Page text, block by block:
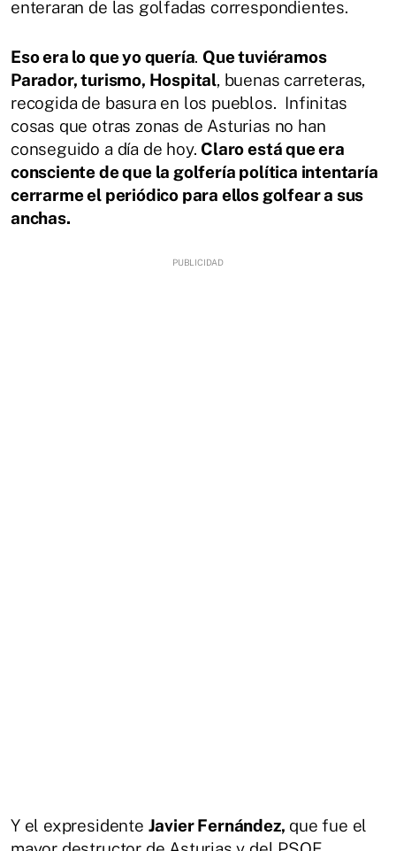
enteraran de las golfadas correspondientes.
Eso era lo que yo quería. Que tuviéramos
Parador, turismo, Hospital, buenas carreteras,
recogida de basura en los pueblos. Infinitas
cosas que otras zonas de Asturias no han
conseguido a día de hoy. Claro está que era
consciente de que la golfería política intentaría
cerrarme el periódico para ellos golfear a sus
anchas.
Y el expresidente Javier Fernández, que fue el